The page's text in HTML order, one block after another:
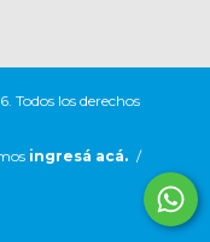
Todos los derechos
ingresá acá. /